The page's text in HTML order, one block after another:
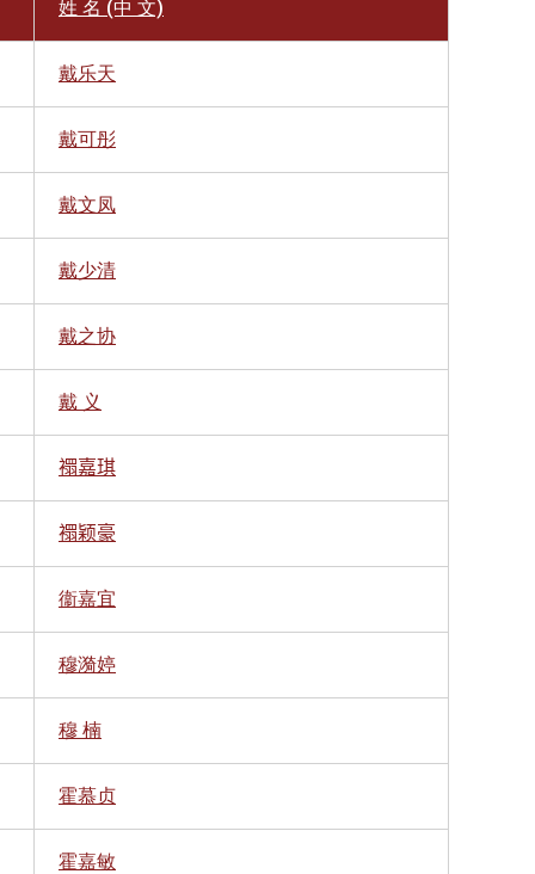
姓 名 (中 文)
戴乐天
戴可彤
戴文凤
戴少清
戴之协
戴 义
𧝁嘉琪
𧝁颖豪
衞嘉宜
穆漪婷
穆 楠
霍慕贞
霍嘉敏